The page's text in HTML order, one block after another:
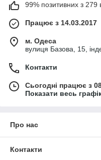
99% позитивних з 279
Працює з 14.03.2017
м. Одеса
вулиця Базова, 15,
Контакти
Сьогодні працює з
Показати весь
Про нас
Контакти